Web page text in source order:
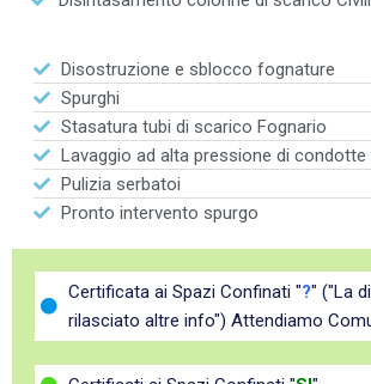
Disostruzione e sblocco fognature
Spurghi
Stasatura tubi di scarico Fognario
Lavaggio ad alta pressione di
Pulizia serbatoi
Pronto intervento spurgo
Certificata ai Spazi Confinati "?" ("La
rilasciato altre info") Attendiamo